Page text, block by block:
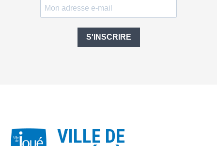
S'INSCRIRE
VILLE DE